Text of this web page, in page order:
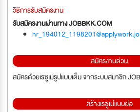
วิธีการรับสมัครงาน
รับสมัครงานผ่านทาง JOBBKK.COM
สมัครงานด่วน
สมัครด้วยเรซูเม่รูปแบบเต็ม จากระบบสมาชิก
สร้างเรซูเม่แบบย่อ